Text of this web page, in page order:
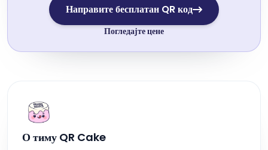
Направите бесплатан QR код
Погледајте цене
О тиму QR Cake